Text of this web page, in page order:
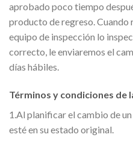
aprobado poco tiempo
producto de regreso. Cuando
equipo de inspección lo
correcto, le enviaremos el
días hábiles.
Términos y condiciones de
1.Al planificar el cambio de
esté en su estado original.